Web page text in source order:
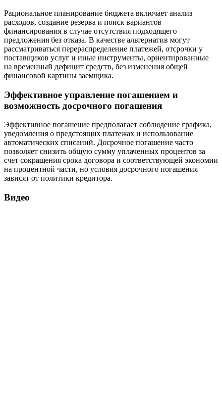
Рациональное планирование бюджета включает анализ
расходов, создание резерва и поиск вариантов
финансирования в случае отсутствия подходящего
предложения без отказа. В качестве альтернатив могут
рассматриваться перераспределение платежей, отсрочки у
поставщиков услуг и иные инструменты, ориентированные
на временный дефицит средств, без изменения общей
финансовой картины заемщика.
Эффективное управление погашением и
возможность досрочного погашения
Эффективное погашение предполагает соблюдение графика,
уведомления о предстоящих платежах и использование
автоматических списаний. Досрочное погашение часто
позволяет снизить общую сумму уплаченных процентов за
счет сокращения срока договора и соответствующей экономии
на процентной части, но условия досрочного погашения
зависят от политики кредитора.
Видео